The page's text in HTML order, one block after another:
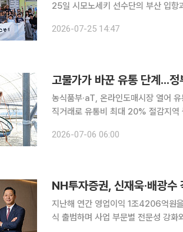
25일 시모노세키 선수단의 부산 입항
오전 관부훼리를 이용해 부산항국제
2026-07-25 14:47
농식품부·aT, 온라인도매시장 열어
직거래로 유통비 최대 20% 절감지역
으고 있다. 이들은 농산물 온라인도매
2026-07-06 06:00
지난해 연간 영업이익 1조4206억원
식 출범하며 사업 부문별 전문성 강